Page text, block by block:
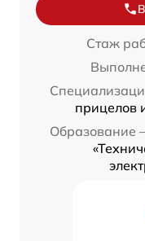
Стаж
прицелов
Образование –